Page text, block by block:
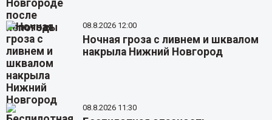
08.8.2026 12:00
Ночная гроза с ливнем и шквалом
накрыла Нижний Новгород
08.8.2026 11:30